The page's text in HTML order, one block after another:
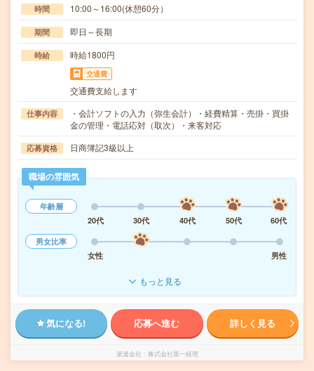
時間 10:00～16:00(休憩60分）
期間 即日～長期
時給 時給1800円
交通費
交通費支給します
仕事内容
・会計ソフトの入力（弥生会計）・経費精算・売掛・買掛
金の管理・電話応対（取次）・来客対応
応募資格 日商簿記3級以上
職場の雰囲気
年齢層
20代
30代 40代 50代
60代
男女比率
女性
男性
もっと見る
気になる! 応募へ進む 詳しく見る
派遣会社 株式会社第一経理